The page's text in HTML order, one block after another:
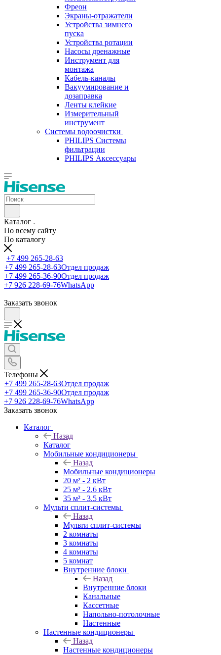
Фреон
Экраны-отражатели
Устройства зимнего
пуска
Устройства ротации
Насосы дренажные
Инструмент для
монтажа
Кабель-каналы
Вакуумирование и
дозаправка
Ленты клейкие
Измерительный
инструмент
Системы водоочистки
PHILIPS Системы
фильтрации
PHILIPS Аксессуары
Каталог
По всему сайту
По каталогу
+7 499 265-28-63
+7 499 265-28-63Отдел продаж
+7 499 265-36-90Отдел продаж
+7 926 228-69-76WhatsApp
Заказать звонок
Телефоны
+7 499 265-28-63Отдел продаж
+7 499 265-36-90Отдел продаж
+7 926 228-69-76WhatsApp
Заказать звонок
Каталог
Назад
Каталог
Мобильные кондиционеры
Назад
Мобильные кондиционеры
20 м² - 2 кВт
25 м² - 2.6 кВт
35 м² - 3.5 кВт
Мульти сплит-системы
Назад
Мульти сплит-системы
2 комнаты
3 комнаты
4 комнаты
5 комнат
Внутренние блоки
Назад
Внутренние блоки
Канальные
Кассетные
Напольно-потолочные
Настенные
Настенные кондиционеры
Назад
Настенные кондиционеры